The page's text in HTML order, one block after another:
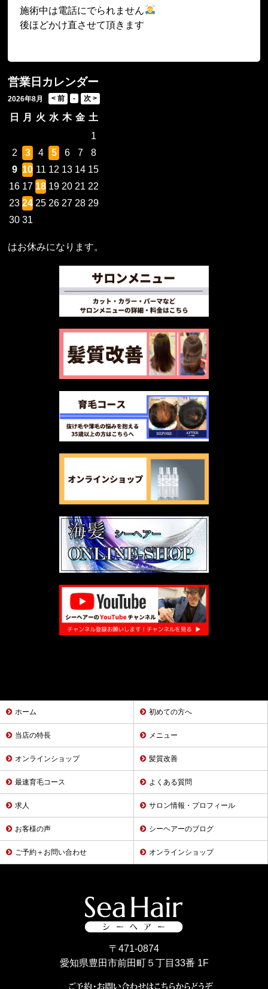
施術中は電話にでられません
後ほどかけ直させて頂きます
営業日カレンダー
2026年8月
日 月 火 水 木 金 土
1
2
3 4 5 6 7
8
9 10 11 12 13 14 15
16 17 18 19 20 21 22
23 24 25 26 27 28 29
30 31
はお休みになります。
ホーム 初めての方へ
当店の特長 メニュー
オンラインショップ 髪質改善
最速育毛コース よくある質問
求人 サロン情報・プロフィール
お客様の声 シーヘアーのブログ
ご予約＋お問い合わせ オンラインショップ
〒471-0874
愛知県豊田市前田町５丁目33番 1F